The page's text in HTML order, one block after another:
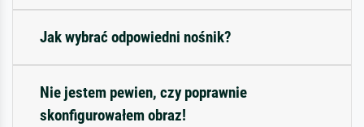
Jak wybrać odpowiedni nośnik?
Nie jestem pewien, czy poprawnie
skonfigurowałem obraz!